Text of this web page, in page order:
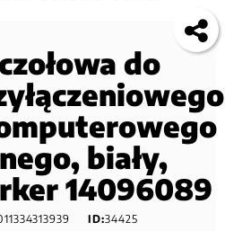
do
biały,
14096089
ID:34425